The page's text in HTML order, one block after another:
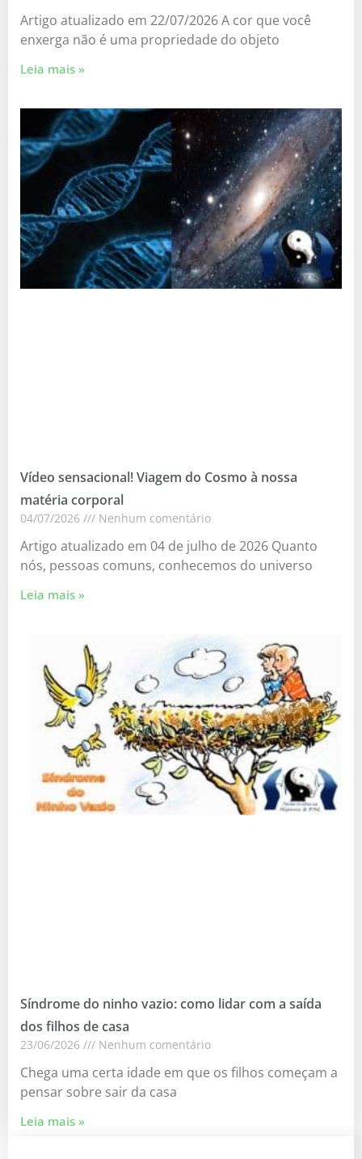
Artigo atualizado em 22/07/2026 A cor que você
enxerga não é uma propriedade do objeto
Leia mais »
Vídeo sensacional! Viagem do Cosmo à nossa
matéria corporal
04/07/2026 Nenhum comentário
Artigo atualizado em 04 de julho de 2026 Quanto
nós, pessoas comuns, conhecemos do universo
Leia mais »
Síndrome do ninho vazio: como lidar com a saída
dos filhos de casa
23/06/2026 Nenhum comentário
Chega uma certa idade em que os filhos começam a
pensar sobre sair da casa
Leia mais »